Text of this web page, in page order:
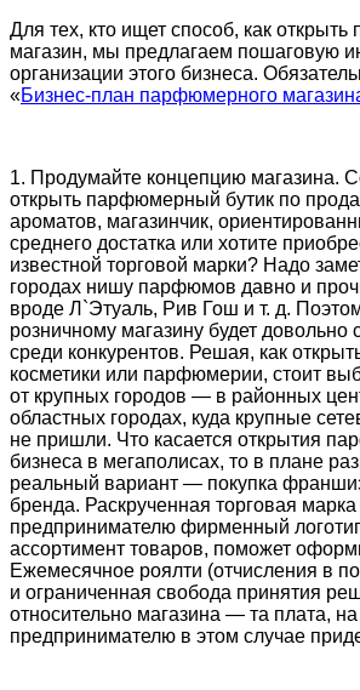
Для тех, кто ищет способ, как
магазин, мы предлагаем пошаговую
организации этого бизнеса.
«Бизнес-план парфюмерного
1. Продумайте концепцию магазина.
открыть парфюмерный бутик по
ароматов, магазинчик,
среднего достатка или хотите
известной торговой марки? Надо
городах нишу парфюмов давно и
вроде Л`Этуаль, Рив Гош и т. д.
розничному магазину будет
среди конкурентов. Решая, как
косметики или парфюмерии, стоит
от крупных городов — в районных
областных городах, куда крупные
не пришли. Что касается открытия
бизнеса в мегаполисах, то в плане
реальный вариант — покупка
бренда. Раскрученная торговая
предпринимателю фирменный
ассортимент товаров, поможет
Ежемесячное роялти (отчисления в
и ограниченная свобода принятия
относительно магазина — та плата,
предпринимателю в этом случае